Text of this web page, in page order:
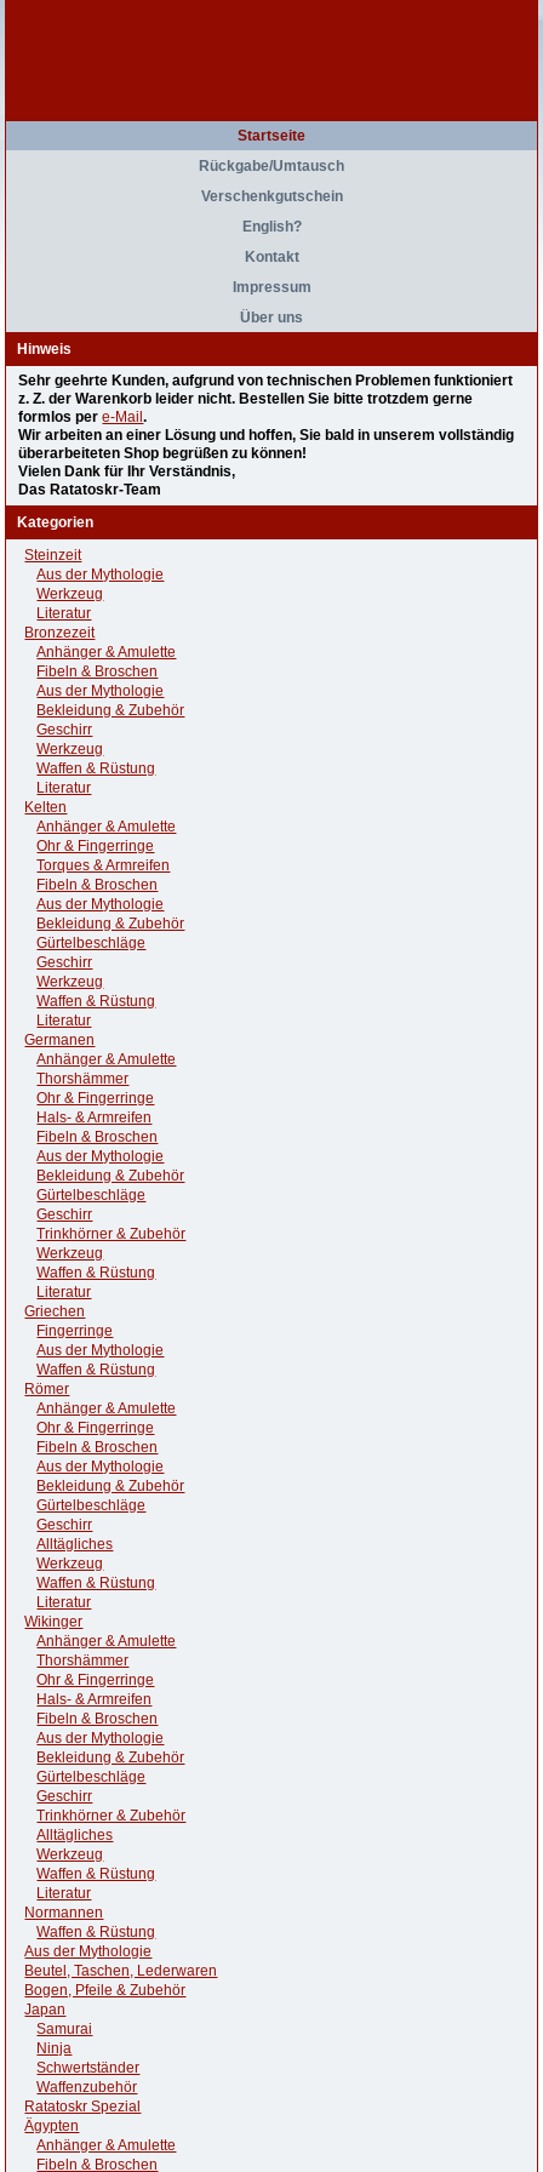
Startseite
Rückgabe/Umtausch
Verschenkgutschein
English?
Kontakt
Impressum
Über uns
Hinweis
Sehr geehrte Kunden, aufgrund von technischen Problemen funktioniert
z. Z. der Warenkorb leider nicht. Bestellen Sie bitte trotzdem gerne
formlos pere-Mail.
Wir arbeiten an einer Lösung und hoffen, Sie bald in unserem vollständig
überarbeiteten Shop begrüßen zu können!
Vielen Dank für Ihr Verständnis,
Das Ratatoskr-Team
Kategorien
Steinzeit
Aus der Mythologie
Werkzeug
Literatur
Bronzezeit
Anhänger & Amulette
Fibeln & Broschen
Aus der Mythologie
Bekleidung & Zubehör
Geschirr
Werkzeug
Waffen & Rüstung
Literatur
Kelten
Anhänger & Amulette
Ohr & Fingerringe
Torques & Armreifen
Fibeln & Broschen
Aus der Mythologie
Bekleidung & Zubehör
Gürtelbeschläge
Geschirr
Werkzeug
Waffen & Rüstung
Literatur
Germanen
Anhänger & Amulette
Thorshämmer
Ohr & Fingerringe
Hals- & Armreifen
Fibeln & Broschen
Aus der Mythologie
Bekleidung & Zubehör
Gürtelbeschläge
Geschirr
Trinkhörner & Zubehör
Werkzeug
Waffen & Rüstung
Literatur
Griechen
Fingerringe
Aus der Mythologie
Waffen & Rüstung
Römer
Anhänger & Amulette
Ohr & Fingerringe
Fibeln & Broschen
Aus der Mythologie
Bekleidung & Zubehör
Gürtelbeschläge
Geschirr
Alltägliches
Werkzeug
Waffen & Rüstung
Literatur
Wikinger
Anhänger & Amulette
Thorshämmer
Ohr & Fingerringe
Hals- & Armreifen
Fibeln & Broschen
Aus der Mythologie
Bekleidung & Zubehör
Gürtelbeschläge
Geschirr
Trinkhörner & Zubehör
Alltägliches
Werkzeug
Waffen & Rüstung
Literatur
Normannen
Waffen & Rüstung
Aus der Mythologie
Beutel, Taschen, Lederwaren
Bogen, Pfeile & Zubehör
Japan
Samurai
Ninja
Schwertständer
Waffenzubehör
Ratatoskr Spezial
Ägypten
Anhänger & Amulette
Fibeln & Broschen